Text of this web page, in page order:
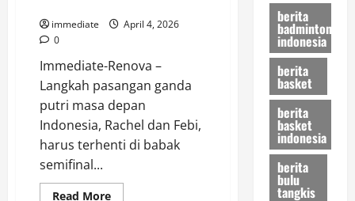
21-
UEA
Laga
Pembuka
immediate
April 4, 2026
0
Immediate-Renova –
Langkah pasangan ganda
putri masa depan
Indonesia, Rachel dan Febi,
harus terhenti di babak
semifinal...
Read MoreRead
berita
badminton
indonesia
berita
basket
berita
basket
indonesia
berita
bulu
tangkis